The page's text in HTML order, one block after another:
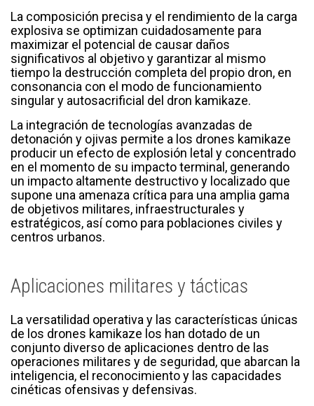
La composición precisa y el rendimiento de la carga
explosiva se optimizan cuidadosamente para
maximizar el potencial de causar daños
significativos al objetivo y garantizar al mismo
tiempo la destrucción completa del propio dron, en
consonancia con el modo de funcionamiento
singular y autosacrificial del dron kamikaze.
La integración de tecnologías avanzadas de
detonación y ojivas permite a los drones kamikaze
producir un efecto de explosión letal y concentrado
en el momento de su impacto terminal, generando
un impacto altamente destructivo y localizado que
supone una amenaza crítica para una amplia gama
de objetivos militares, infraestructurales y
estratégicos, así como para poblaciones civiles y
centros urbanos.
Aplicaciones militares y tácticas
La versatilidad operativa y las características únicas
de los drones kamikaze los han dotado de un
conjunto diverso de aplicaciones dentro de las
operaciones militares y de seguridad, que abarcan la
inteligencia, el reconocimiento y las capacidades
cinéticas ofensivas y defensivas.